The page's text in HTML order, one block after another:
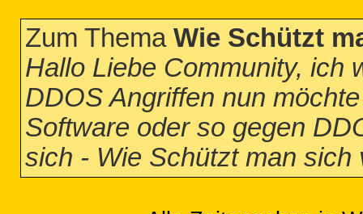
Zum Thema Wie Schützt
Hallo Liebe Community, ich
DDOS Angriffen nun
Software oder so gegen
sich - Wie Schützt man sich